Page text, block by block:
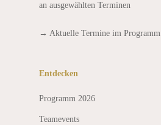
an ausgewählten Terminen
→ Aktuelle Termine im Programm
Entdecken
Programm 2026
Teamevents